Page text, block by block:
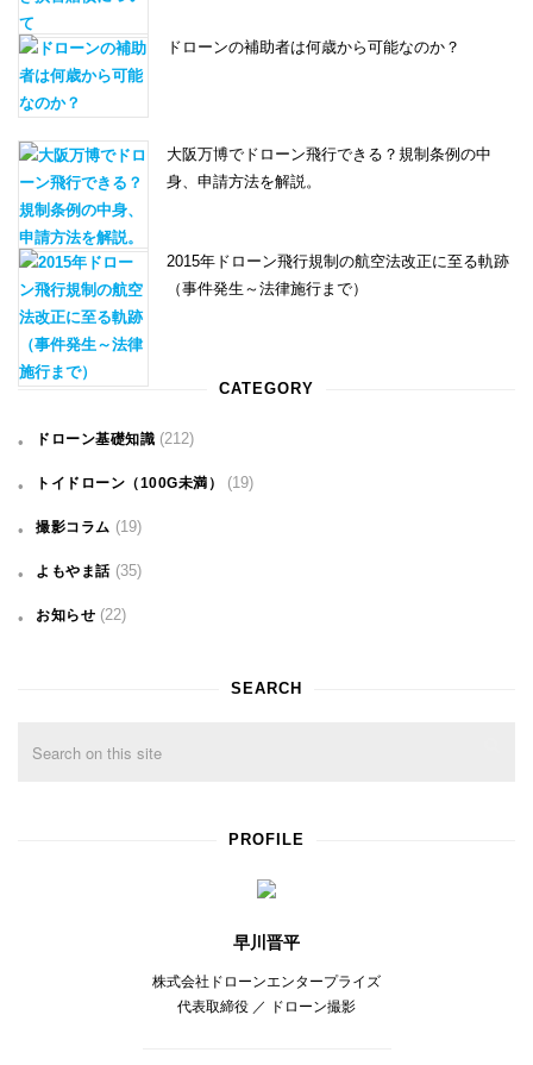
ドローンの補助者は何歳から可能なのか？
大阪万博でドローン飛行できる？規制条例の中
身、申請方法を解説。
2015年ドローン飛行規制の航空法改正に至る軌跡
（事件発生～法律施行まで）
CATEGORY
ドローン基礎知識 (212)
トイドローン（100G未満） (19)
撮影コラム (19)
よもやま話(35)
お知らせ (22)
SEARCH
PROFILE
早川晋平
株式会社ドローンエンタープライズ
代表取締役 ／ ドローン撮影